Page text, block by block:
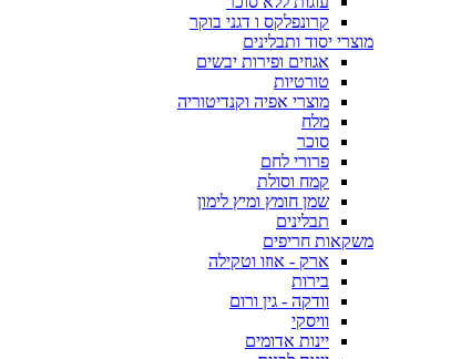
קרונפלקס ו דגני בוקר
מוצרי יסוד ותבלינים
אגוזים ופירות יבשים
טורטיות
מוצרי אפיה וקנדיטוריה
מלח
סוכר
פרורי לחם
קמח וסולת
שמן חומץ ומיץ לימון
תבלינים
משקאות חריפים
ארק - אוזו וטקילה
בירות
וודקה - גין ורום
וויסקי
יינות אדומים